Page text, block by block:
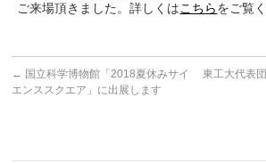
ご来場頂きました。詳しくはこちらをご覧
← 国立科学博物館「2018夏休みサイ
エンススクエア」に出展します
東工大代表